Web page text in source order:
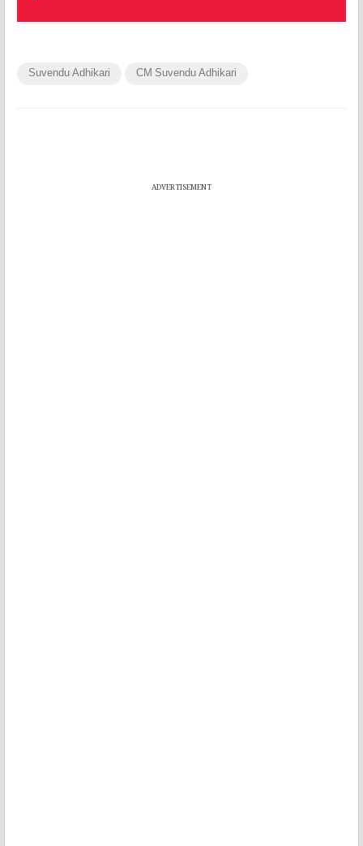
Suvendu Adhikari CM Suvendu Adhikari
ADVERTISEMENT